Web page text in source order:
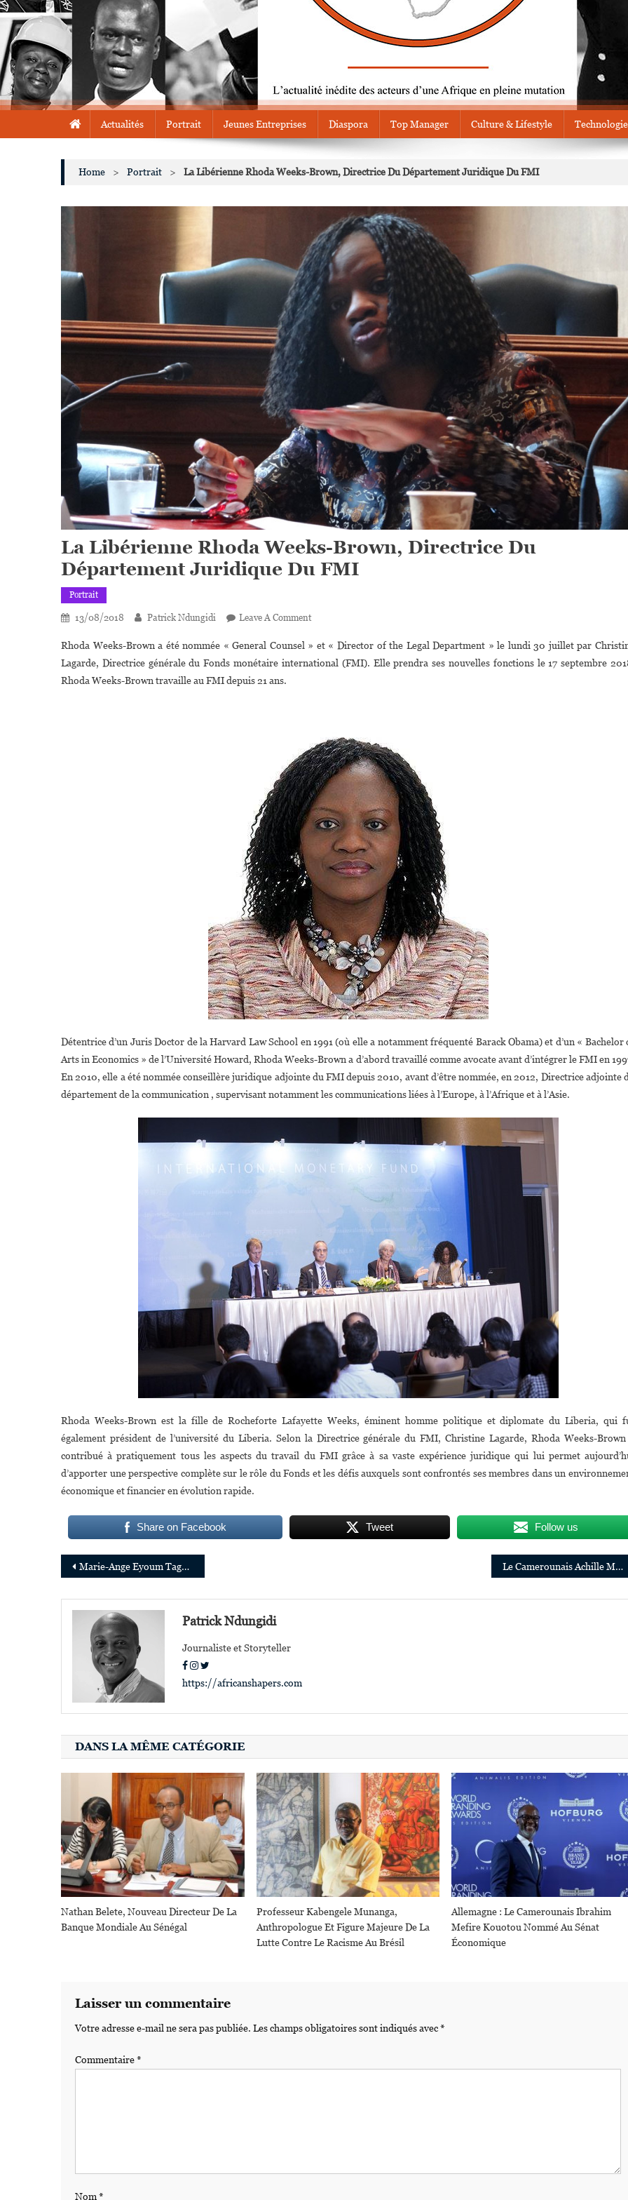
Actualités Portrait Jeunes Entreprises Diaspora Top Manager Culture & Lifestyle
Home > Portrait > La Libérienne Rhoda Weeks-Brown, Directrice Du Département Juridique Du FMI
La Libérienne Rhoda Weeks-Brown, Directrice Du
Département Juridique Du FMI
Portrait
13/08/2018 Patrick Ndungidi Leave A CommentOn
Libérienne
Rhoda
Département
Juridique
Du
FMI
Rhoda Weeks-Brown a été nommée « General Counsel » et « Director of the Legal Department » le lundi 30 juillet par
Lagarde, Directrice générale du Fonds monétaire international (FMI). Elle prendra ses nouvelles fonctions le 17 septembre
Rhoda Weeks-Brown travaille au FMI depuis 21 ans.
Détentrice d’un Juris Doctor de la Harvard Law School en 1991 (où elle a notamment fréquenté Barack Obama) et d’un « Bachelor
Arts in Economics » de l’Université Howard, Rhoda Weeks-Brown a d’abord travaillé comme avocate avant d’intégrer le FMI en
En 2010, elle a été nommée conseillère juridique adjointe du FMI depuis 2010, avant d’être nommée, en 2012, Directrice adjointe
département de la communication , supervisant notamment les communications liées à l’Europe, à l’Afrique et à l’Asie.
Rhoda Weeks-Brown est la fille de Rocheforte Lafayette Weeks, éminent homme politique et diplomate du Liberia, qui
également président de l’université du Liberia. Selon la Directrice générale du FMI, Christine Lagarde, Rhoda Weeks-Brown
contribué à pratiquement tous les aspects du travail du FMI grâce à sa vaste expérience juridique qui lui permet
d’apporter une perspective complète sur le rôle du Fonds et les défis auxquels sont confrontés ses membres dans un
économique et financier en évolution rapide.
Share on Facebook Tweet Follow us
Navigation
de
l’article
Marie-Ange Eyoum Tagne, L’ingénieure Camerounaise Qui Excelle À La Silicon Valley Le Camerounais Achille Mbembe, Premier Africain À Remporter Le «Gerda Henkel Prize».
Patrick Ndungidi
Journaliste et Storyteller
https://africanshapers.com
DANS LA MÊME CATÉGORIE
Nathan Belete, Nouveau Directeur De La
Banque Mondiale Au Sénégal
Professeur Kabengele Munanga,
Anthropologue Et Figure Majeure De La
Lutte Contre Le Racisme Au Brésil
Allemagne : Le Camerounais Ibrahim
Mefire Kouotou Nommé Au Sénat
Économique
Laisser un commentaire
Votre adresse e-mail ne sera pas publiée. Les champs obligatoires sont indiqués avec*
Commentaire*
Nom*